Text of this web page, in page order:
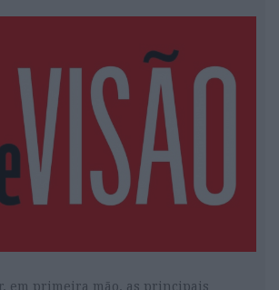
em primeira mão, as principais